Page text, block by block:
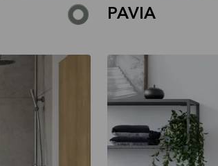
PAVIA
MILK